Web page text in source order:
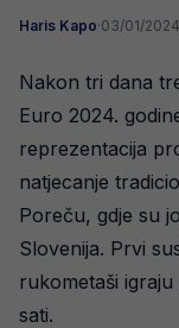
Haris Kapo·03/01/2024
Nakon tri dana
Euro 2024.
reprezentacija
natjecanje
Poreču, gdje su
Slovenija. Prvi
rukometaši
sati.